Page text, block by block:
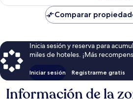
Comparar
Inicia sesión y reserva para
miles de hoteles. ¡Más
Iniciar sesión Registrarme gratis
Información de la